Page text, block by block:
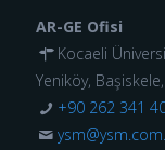
AR-GE Ofisi
Kocaeli
Yeniköy, Başiskele,
+90 262 341